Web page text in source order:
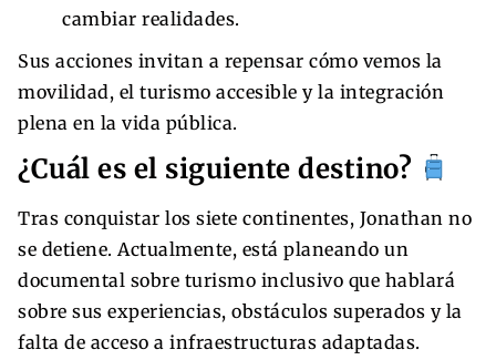
cambiar realidades.
Sus acciones invitan a repensar cómo vemos la
movilidad, el turismo accesible y la integración
plena en la vida pública.
¿Cuál es el siguiente destino?
Tras conquistar los siete continentes, Jonathan no
se detiene. Actualmente, está planeando un
documental sobre turismo inclusivo que hablará
sobre sus experiencias, obstáculos superados y la
falta de acceso a infraestructuras adaptadas.